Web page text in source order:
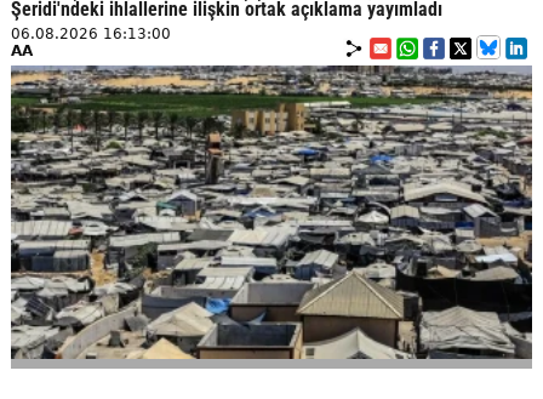
Şeridi'ndeki ihlallerine ilişkin ortak açıklama yayımladı
06.08.2026 16:13:00
AA